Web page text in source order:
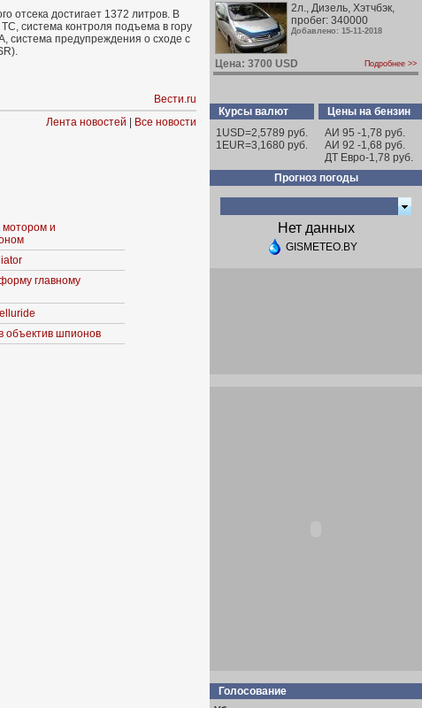
отсека достигает 1372 литров. В
система контроля подъема в гору
система предупреждения о сходе с
Вести.ru
Лента новостей
Все новости
и
главному
объектив шпионов
2л., Дизель, Хэтчбэк,
пробег: 340000
Добавлено: 15-11-2018
Цена: 3700 USD Подробнее >>
Курсы валют
1USD=2,5789 руб.
1EUR=3,1680 руб.
Цены на бензин
АИ 95 -1,78 руб.
АИ 92 -1,68 руб.
ДТ Евро-1,78 руб.
Прогноз погоды
Нет данных
GISMETEO.BY
Голосование